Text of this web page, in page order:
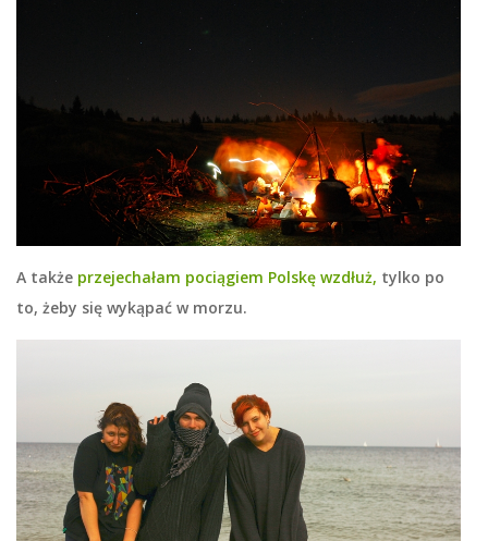
A także przejechałam pociągiem Polskę wzdłuż, tylko po
to, żeby się wykąpać w morzu.